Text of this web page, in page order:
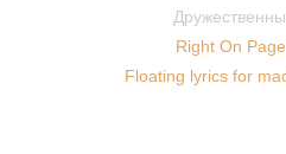
Right On
Floating lyrics for